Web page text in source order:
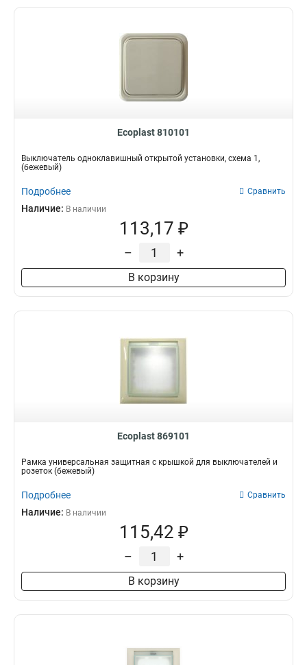
Ecoplast 810101
Выключатель одноклавишный открытой установки, схема 1,
(бежевый)
Подробнее Сравнить
Наличие: В наличии
113,17 ₽
– +
В корзину
Ecoplast 869101
Рамка универсальная защитная с крышкой для выключателей и
розеток (бежевый)
Подробнее Сравнить
Наличие: В наличии
115,42 ₽
– +
В корзину